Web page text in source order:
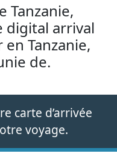
Tanzanie,
digital arrival
Tanzanie,
de.
carte d’arrivée
voyage.